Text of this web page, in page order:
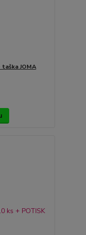
taška JOMA